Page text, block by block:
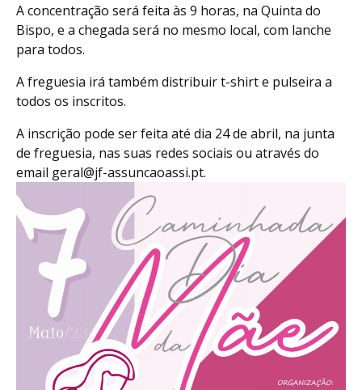
A concentração será feita às 9 horas, na Quinta do
Bispo, e a chegada será no mesmo local, com lanche
para todos.
A freguesia irá também distribuir t-shirt e pulseira a
todos os inscritos.
A inscrição pode ser feita até dia 24 de abril, na junta
de freguesia, nas suas redes sociais ou através do
email geral@jf-assuncaoassi.pt.